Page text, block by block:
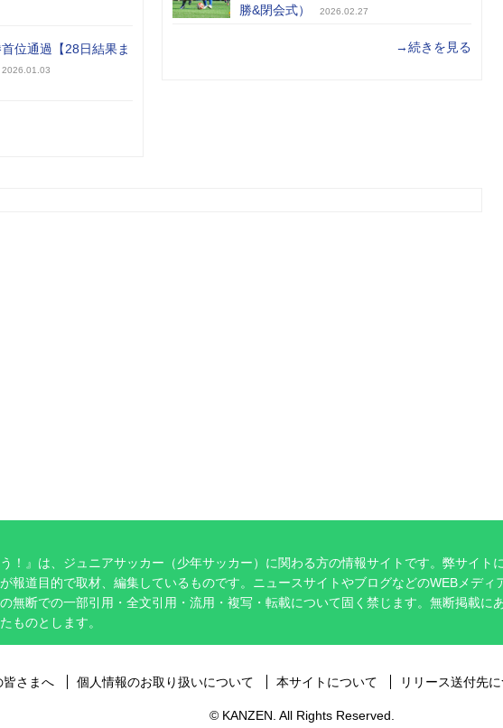
位通過【28日結果ま
2026.01.03
勝&閉会式）
2026.02.27
→続きを見る
！』は、ジュニアサッカー（少年サッカー）に関わる方の情報サイトです。弊サイ
報道目的で取材、編集しているものです。ニュースサイトやブログなどのWEBメデ
無断での一部引用・全文引用・流用・複写・転載について固く禁じます。無断掲載に
ものとします。
皆さまへ 個人情報のお取り扱いについて 本サイトについて リリース送付先
© KANZEN. All Rights Reserved.